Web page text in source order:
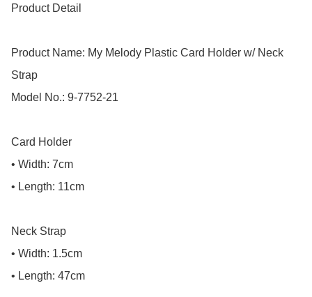
Product Detail
Product Name: My Melody Plastic Card Holder w/ Neck
Strap
Model No.: 9-7752-21
Card Holder
• Width: 7cm
• Length: 11cm
Neck Strap
• Width: 1.5cm
• Length: 47cm